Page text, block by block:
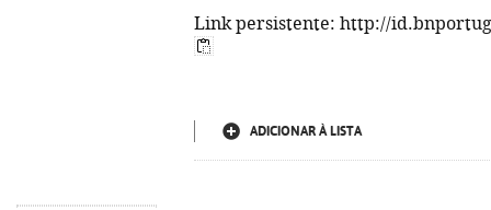
Link persistente: http://
ADICIONAR À LISTA